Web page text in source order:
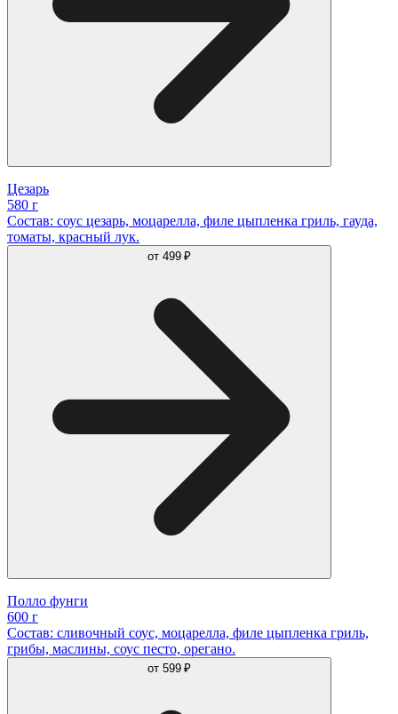
Цезарь
580 г
Состав: соус цезарь, моцарелла, филе цыпленка гриль, гауда,
томаты, красный лук.
от 499 ₽
Полло фунги
600 г
Состав: сливочный соус, моцарелла, филе цыпленка гриль,
грибы, маслины, соус песто, орегано.
от 599 ₽